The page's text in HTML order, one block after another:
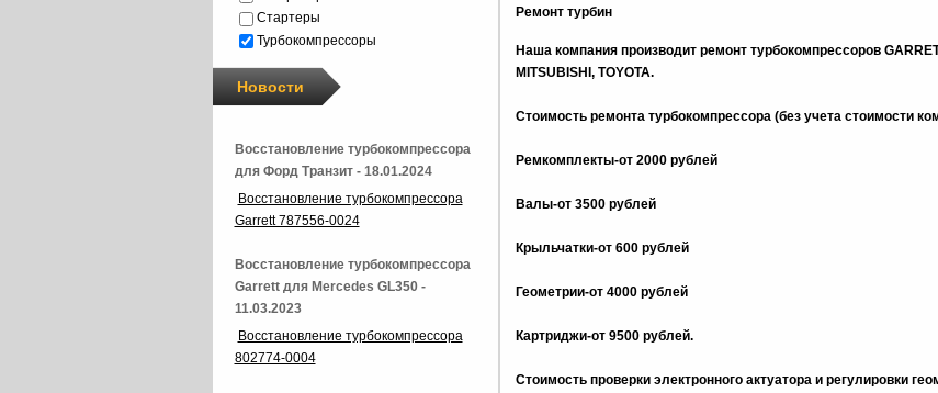
Ремонт турбин
Наша компания производит ремонт турбокомпрессоров
MITSUBISHI, TOYOTA.
Стоимость ремонта турбокомпрессора (без учета стоимости
Ремкомплекты-от 2000 рублей
Валы-от 3500 рублей
Крыльчатки-от 600 рублей
Геометрии-от 4000 рублей
Картриджи-от 9500 рублей.
Стоимость проверки электронного актуатора и регулировки
Стартеры
Турбокомпрессоры
Новости
Восстановление турбокомпрессора
для Форд Транзит - 18.01.2024
Восстановление турбокомпрессора
Garrett 787556-0024
Восстановление турбокомпрессора
Garrett для Mercedes GL350 -
11.03.2023
Восстановление турбокомпрессора
802774-0004